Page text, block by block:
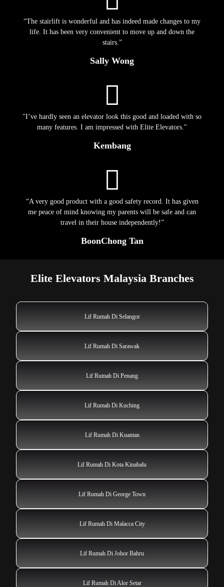
“The stairlift is wonderful and has indeed made changes to my
life. It has been very convenient to move up and down the
stairs.”
Sally Wong
"I’ve hardly seen an elevator look this good and loaded with so
many features. I am impressed with Elite Elevators."
Kembang
“A very good product with a good safety record. It has given
me peace of mind knowing my parents will be safe and can
travel in their house independently!”
BoonChong Tan
Elite Elevators Malaysia Branches
Lif Rumah Di Selangor
Lif Rumah Di Sarawak
Lif Rumah Di Penang
Lif Rumah Di Kuching
Lif Rumah Di Kuantan
Lif Rumah Di Kota Kinabalu
Lif Rumah Di George Town
Lif Rumah Di Malacca City
Lif Rumah Di Johor Bahru
Lif Rumah Di Alor Setar